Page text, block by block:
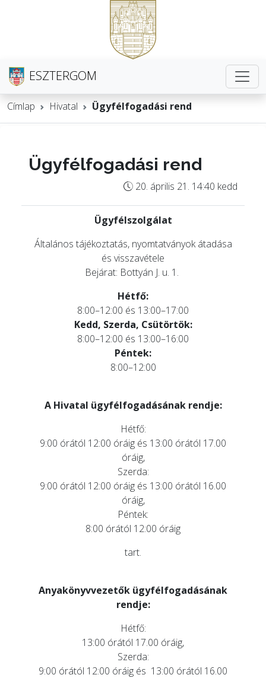
ESZTERGOM
Címlap Hivatal Ügyfélfogadási rend
Ügyfélfogadási rend
20. április 21. 14:40 kedd
Ügyfélszolgálat
Általános tájékoztatás, nyomtatványok átadása
és visszavétele
Bejárat: Bottyán J. u. 1.
Hétfő:
8:00–12:00 és 13:00–17:00
Kedd, Szerda, Csütörtök:
8:00–12:00 és 13:00–16:00
Péntek:
8:00–12:00
A Hivatal ügyfélfogadásának rendje:
Hétfő:
9:00 órától 12:00 óráig és 13:00 órától 17.00
óráig,
Szerda:
9:00 órától 12:00 óráig és 13:00 órától 16.00
óráig,
Péntek:
8:00 órától 12:00 óráig
tart.
Anyakönyvvezetők ügyfélfogadásának
rendje:
Hétfő:
13:00 órától 17.00 óráig,
Szerda:
9:00 órától 12:00 óráig és 13:00 órától 16.00